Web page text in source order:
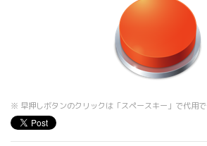
※ 早押しボタンのクリックは「スペースキー」で代用で